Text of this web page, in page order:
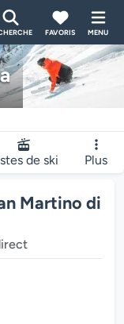
FAVORIS MENU
de ski Plus
Martino di